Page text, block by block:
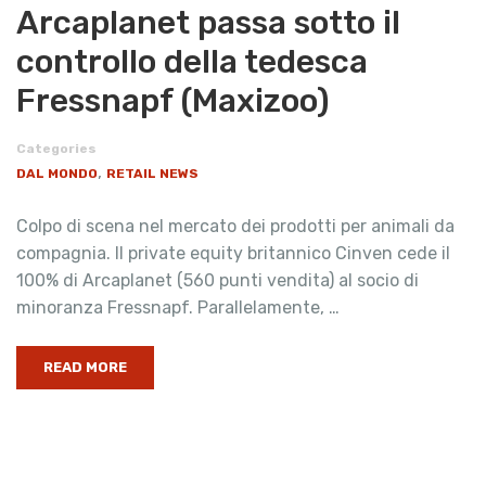
Arcaplanet passa sotto il
controllo della tedesca
Fressnapf (Maxizoo)
Categories
DAL MONDO, RETAIL NEWS
Colpo di scena nel mercato dei prodotti per animali da
compagnia. Il private equity britannico Cinven cede il
100% di Arcaplanet (560 punti vendita) al socio di
minoranza Fressnapf. Parallelamente, …
READ MORE